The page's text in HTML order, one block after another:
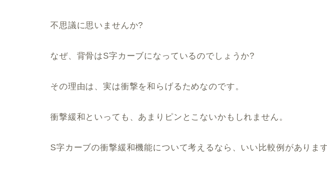
不思議に思いませんか?
なぜ、背骨はS字カーブになっているのでしょうか?
その理由は、実は衝撃を和らげるためなのです。
衝撃緩和といっても、あまりピンとこないかもしれません。
S字カーブの衝撃緩和機能について考えるなら、いい比較例があります